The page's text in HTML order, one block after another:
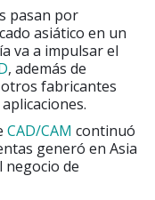
pasan por
asiático en un
va a impulsar el
, además de
fabricantes
CAD/CAM continuó
generó en Asia
negocio de